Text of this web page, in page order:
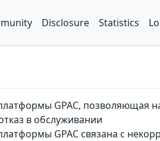
Disclosure Statistics
GPAC, позволяющая
в обслуживании
GPAC связана с